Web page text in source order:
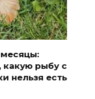
месяцы:
какую рыбу с
нельзя есть